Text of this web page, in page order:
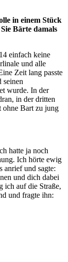
in einem Stück
Bärte damals
einfach keine
und alle
Zeit lang passte
seinen
wurde. In der
in der dritten
ohne Bart zu jung
hatte ja noch
Ich hörte ewig
anrief und sagte:
und dich dabei
ich auf die Straße,
und fragte ihn: